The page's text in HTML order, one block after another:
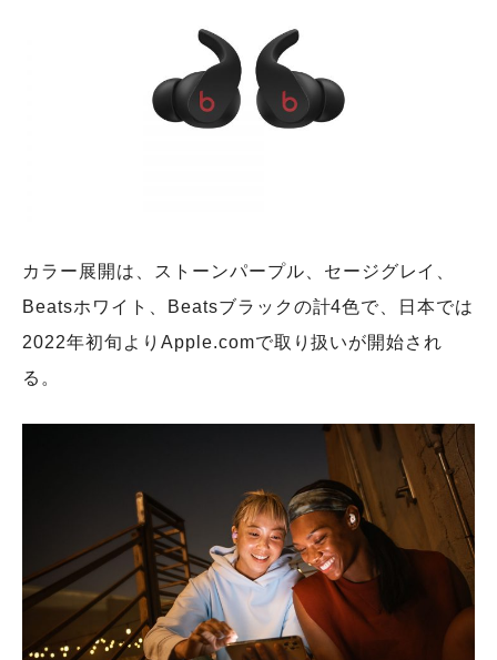
カラー展開は、ストーンパープル、セージグレイ、
Beatsホワイト、Beatsブラックの計4色で、日本では
2022年初旬よりApple.comで取り扱いが開始され
る。